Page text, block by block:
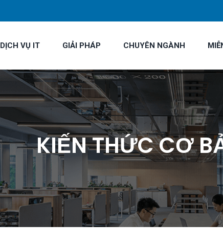
DỊCH VỤ IT GIẢI PHÁP CHUYÊN NGÀNH
KIẾN ​​THỨC CƠ